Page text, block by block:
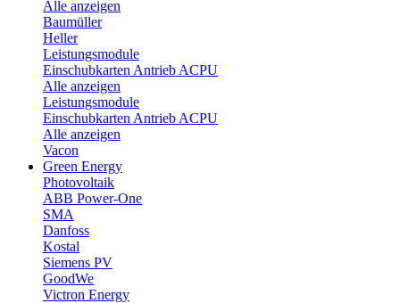
Alle anzeigen
Baumüller
Heller
Leistungsmodule
Einschubkarten Antrieb ACPU
Alle anzeigen
Leistungsmodule
Einschubkarten Antrieb ACPU
Alle anzeigen
Vacon
Green Energy
Photovoltaik
ABB Power-One
SMA
Danfoss
Kostal
Siemens PV
GoodWe
Victron Energy